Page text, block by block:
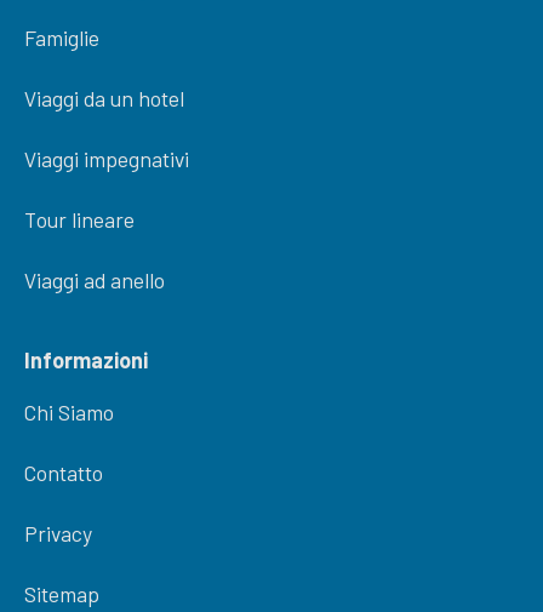
Famiglie
Viaggi da un hotel
Viaggi impegnativi
Tour lineare
Viaggi ad anello
Informazioni
Chi Siamo
Contatto
Privacy
Sitemap